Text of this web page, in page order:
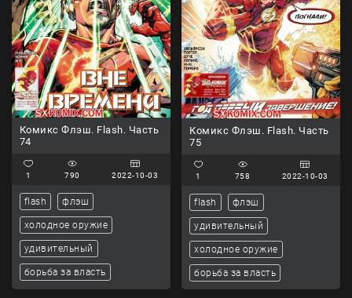
Комикс Флэш. Flash. Часть
74
1 790 2022-10-03
flash флэш
холодное оружие
удивительный
борьба за власть
Комикс Флэш. Flash. Часть
75
1 758 2022-10-03
flash флэш
удивительный
холодное оружие
борьба за власть